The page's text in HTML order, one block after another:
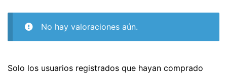
No hay valoraciones aún.
Solo los usuarios registrados que hayan comprado